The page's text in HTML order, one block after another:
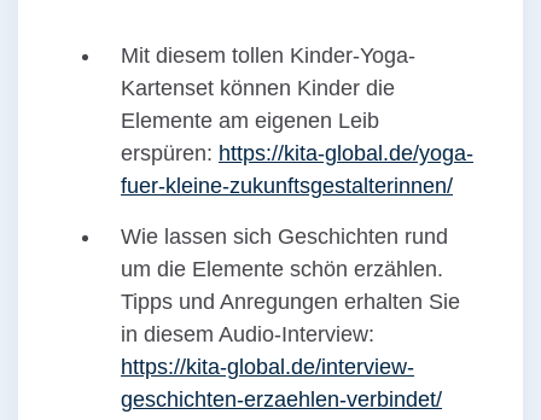
Mit diesem tollen Kinder-Yoga-
Kartenset können Kinder die
Elemente am eigenen Leib
erspüren: https://kita-global.de/yoga-
fuer-kleine-zukunftsgestalterinnen/
Wie lassen sich Geschichten rund
um die Elemente schön erzählen.
Tipps und Anregungen erhalten Sie
in diesem Audio-Interview:
https://kita-global.de/interview-
geschichten-erzaehlen-verbindet/